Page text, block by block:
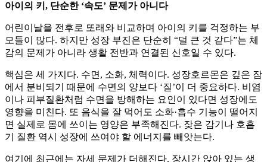
아이의 키, 단순한 ‘속도’ 문제가 아니다
어린이날을 전후로 또래와 비교하며 아이의 키를 걱정하는 부
모들이 많다. 하지만 성장 부진은 단순히 “덜 큰 것 같다”는 체
감의 문제가 아니라 생활 전반과 연결된 신호일 수 있다.
핵심은 세 가지다. 수면, 소화, 체력이다. 성장호르몬은 깊은 잠
에서 분비되기 때문에 수면의 양보다 ‘질’이 더 중요하다. 비염
이나 피부질환처럼 수면을 방해하는 요인이 있다면 성장에도
영향을 미친다. 또 음식을 잘 먹어도 소화·흡수 기능이 떨어지
면 실제로 몸에 쓰이는 영양은 부족해진다. 잦은 감기나 호흡
기 질환 역시 성장에 쓰여야 할 에너지를 빼앗는다.
여기에 최근에는 자세 문제가 더해진다. 장시간 앉아 있는 생